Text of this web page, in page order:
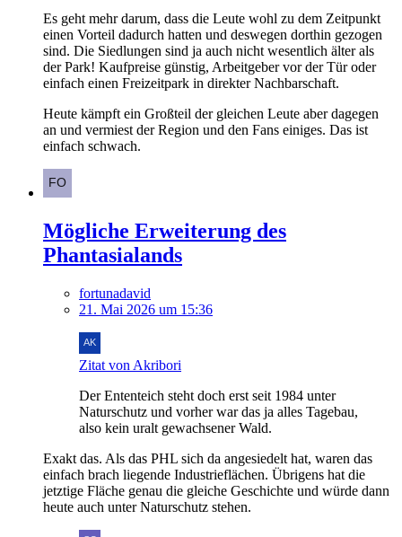
Es geht mehr darum, dass die Leute wohl zu dem Zeitpunkt
einen Vorteil dadurch hatten und deswegen dorthin gezogen
sind. Die Siedlungen sind ja auch nicht wesentlich älter als
der Park! Kaufpreise günstig, Arbeitgeber vor der Tür oder
einfach einen Freizeitpark in direkter Nachbarschaft.
Heute kämpft ein Großteil der gleichen Leute aber dagegen
an und vermiest der Region und den Fans einiges. Das ist
einfach schwach.
Mögliche Erweiterung des
Phantasialands
fortunadavid
21. Mai 2026 um 15:36
Zitat von Akribori
Der Ententeich steht doch erst seit 1984 unter
Naturschutz und vorher war das ja alles Tagebau,
also kein uralt gewachsener Wald.
Exakt das. Als das PHL sich da angesiedelt hat, waren das
einfach brach liegende Industrieflächen. Übrigens hat die
jetztige Fläche genau die gleiche Geschichte und würde dann
heute auch unter Naturschutz stehen.